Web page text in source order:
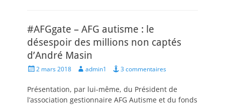
#AFGgate – AFG autisme : le
désespoir des millions non captés
d’André Masin
Posted2 mars 2018 Author
admin1 3 commentaires
Présentation, par lui-même, du Président de
l’association gestionnaire AFG Autisme et du fonds